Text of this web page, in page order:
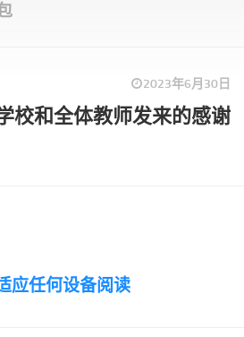
2023年6月30日
校和全体教师发来的感谢
应任何设备阅读